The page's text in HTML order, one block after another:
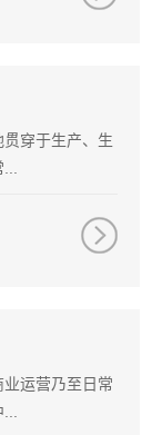
穿于生产、生
...
运营乃至日常
...